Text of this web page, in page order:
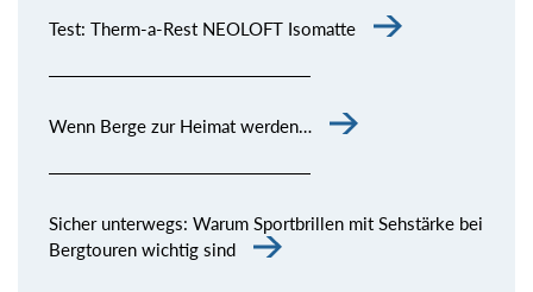
Test: Therm-a-Rest NEOLOFT Isomatte
Wenn Berge zur Heimat werden…
Sicher unterwegs: Warum Sportbrillen mit Sehstärke bei
Bergtouren wichtig sind